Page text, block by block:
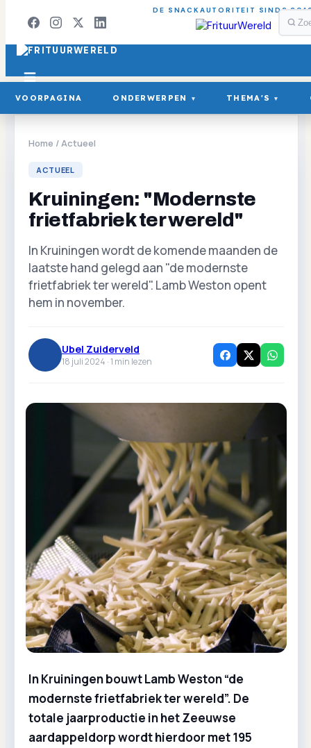
DE SNACKAUTORITEIT SINDS
VOORPAGINA ONDERWERPEN ▾ THEMA'S ▾
Home /Actueel
ACTUEEL
Kruiningen: "Modernste
frietfabriek ter wereld"
In Kruiningen wordt de komende maanden de
laatste hand gelegd aan "de modernste
frietfabriek ter wereld". Lamb Weston opent
hem in november.
Ubel Zuiderveld
18 juli 2024 ·1 min lezen
In Kruiningen bouwt Lamb Weston “de
modernste frietfabriek ter wereld”. De
totale jaarproductie in het Zeeuwse
aardappeldorp wordt hierdoor met 195